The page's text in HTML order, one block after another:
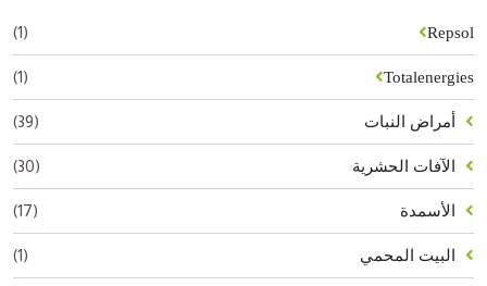
Repsol
(1)
Totalenergies
(1)
أمراض النبات (39)
الآفات الحشرية (30)
الأسمدة (17)
البيت المحمي (1)